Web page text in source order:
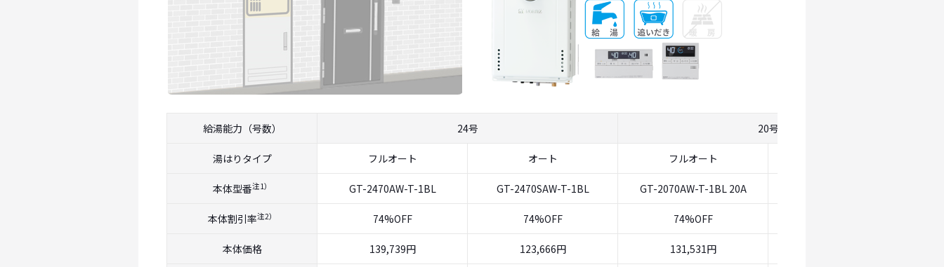
給湯能力（号数） 24号 20号
湯はりタイプ フルオート オート フルオート
本体型番注1） GT-2470AW-T-1BL GT-2470SAW-T-1BL GT-2070AW-T-1BL 20A
本体割引率注2） 74%OFF 74%OFF 74%OFF
本体価格 139,739円 123,666円 131,531円